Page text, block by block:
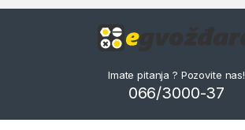
Imate pitanja ? Pozovite nas!
066/3000-37